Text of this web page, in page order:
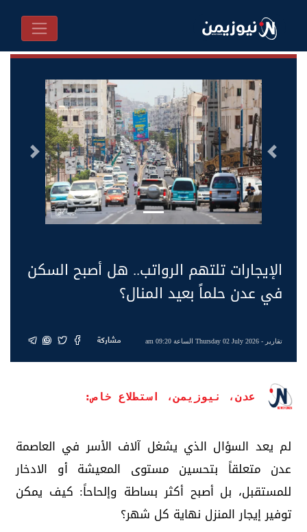
السابق التالى
الإيجارات تلتهم الرواتب.. هل أصبح السكن
في عدن حلماً بعيد المنال؟
تقارير - Thursday 02 July 2026 الساعة 09:20 am مشاركة
عدن، نيوزيمن، استطلاع خاص:
لم يعد السؤال الذي يشغل آلاف الأسر في العاصمة
عدن متعلقاً بتحسين مستوى المعيشة أو الادخار
للمستقبل، بل أصبح أكثر بساطة وإلحاحاً: كيف يمكن
توفير إيجار المنزل نهاية كل شهر؟